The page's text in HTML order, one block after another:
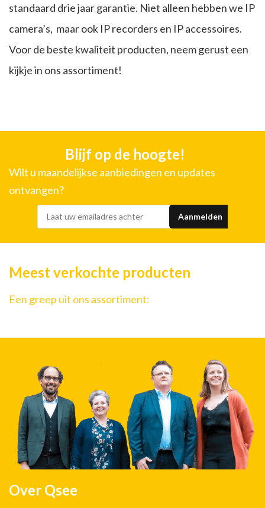
standaard drie jaar garantie. Niet alleen hebben we IP
camera’s, maar ook IP recorders en IP accessoires.
Voor de beste kwaliteit producten, neem gerust een
kijkje in ons assortiment!
Blijf op de hoogte!
Wilt u maandelijkse aanbiedingen en updates
ontvangen?
Meest verkochte producten
Een greep uit ons assortiment:
Over Qsee